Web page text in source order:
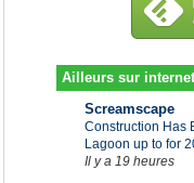
Ailleurs sur internet
Screamscape
Construction Has
Lagoon up to for
Il y a 19 heures